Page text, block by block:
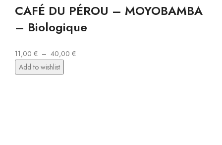
CAFÉ DU PÉROU – MOYOBAMBA
– Biologique
11,00 € – 40,00 €
Add to wishlist